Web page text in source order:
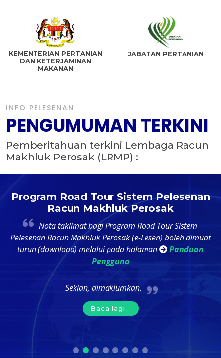
KEMENTERIAN PERTANIAN
DAN KETERJAMINAN
MAKANAN
JABATAN PERTANIAN
INFO PELESENAN
PENGUMUMAN TERKINI
Pemberitahuan terkini Lembaga Racun
Makhluk Perosak (LRMP) :
Program Road Tour Sistem Pelesenan
Racun Makhluk Perosak
Nota taklimat bagi Program Road Tour Sistem
Pelesenan Racun Makhluk Perosak (e-Lesen) boleh dimuat
turun (download) melalui pada halaman
Panduan
Pengguna
Sekian, dimaklumkan.
Baca lagi...